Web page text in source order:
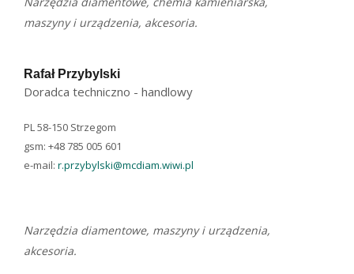
maszyny i urządzenia, akcesoria.
Rafał Przybylski
Doradca techniczno - handlowy
PL 58-150 Strzegom
gsm: +48 785 005 601
e-mail: r.przybylski@mcdiam.wiwi.pl
Narzędzia diamentowe, maszyny i urządzenia,
akcesoria.